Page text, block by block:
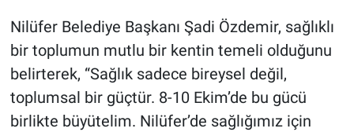
Nilüfer Belediye Başkanı Şadi Özdemir, sağlıklı
bir toplumun mutlu bir kentin temeli olduğunu
belirterek, “Sağlık sadece bireysel değil,
toplumsal bir güçtür. 8-10 Ekim’de bu gücü
birlikte büyütelim. Nilüfer’de sağlığımız için